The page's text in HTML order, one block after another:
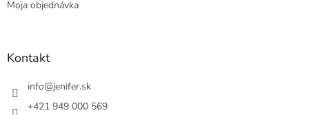
Moja objednávka
Kontakt
info@jenifer.sk
+421 949 000 569